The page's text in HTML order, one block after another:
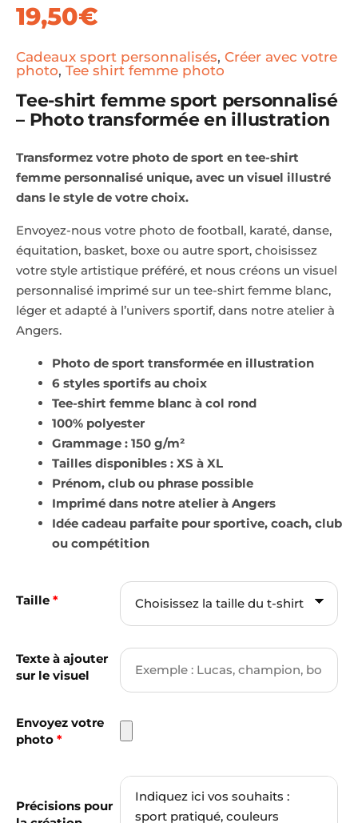
19,50€
Cadeaux sport personnalisés, Créer avec votre
photo, Tee shirt femme photo
Tee-shirt femme sport personnalisé
– Photo transformée en illustration
Transformez votre photo de sport en tee-shirt
femme personnalisé unique, avec un visuel illustré
dans le style de votre choix.
Envoyez-nous votre photo de football, karaté, danse,
équitation, basket, boxe ou autre sport, choisissez
votre style artistique préféré, et nous créons un visuel
personnalisé imprimé sur un tee-shirt femme blanc,
léger et adapté à l’univers sportif, dans notre atelier à
Angers.
Photo de sport transformée en illustration
6 styles sportifs au choix
Tee-shirt femme blanc à col rond
100% polyester
Grammage : 150 g/m²
Tailles disponibles : XS à XL
Prénom, club ou phrase possible
Imprimé dans notre atelier à Angers
Idée cadeau parfaite pour sportive, coach, club
ou compétition
Taille *
Texte à ajouter
sur le visuel
Envoyez votre
photo *
Précisions pour